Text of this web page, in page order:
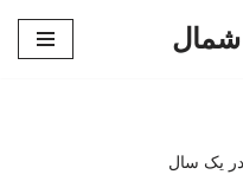
شمال
یک سال